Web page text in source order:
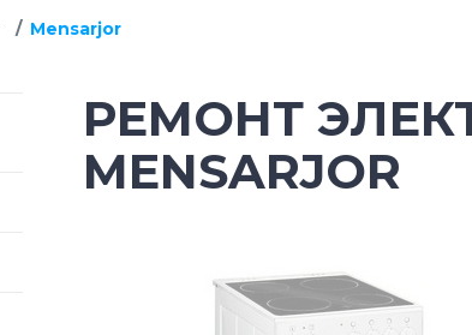
Mensarjor
РЕМОНТ
MENSARJOR